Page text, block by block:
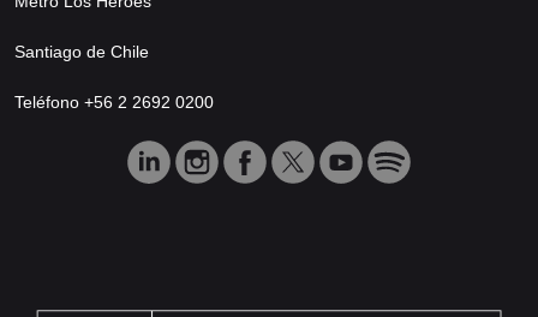
Santiago de Chile
Teléfono +56 2 2692 0200